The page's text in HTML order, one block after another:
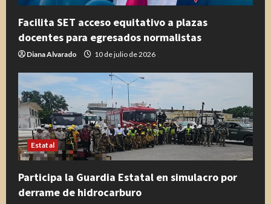
Facilita SET acceso equitativo a plazas
docentes para egresados normalistas
Diana Alvarado 10 de julio de 2026
Estatal
Participa la Guardia Estatal en simulacro por
derrame de hidrocarburo